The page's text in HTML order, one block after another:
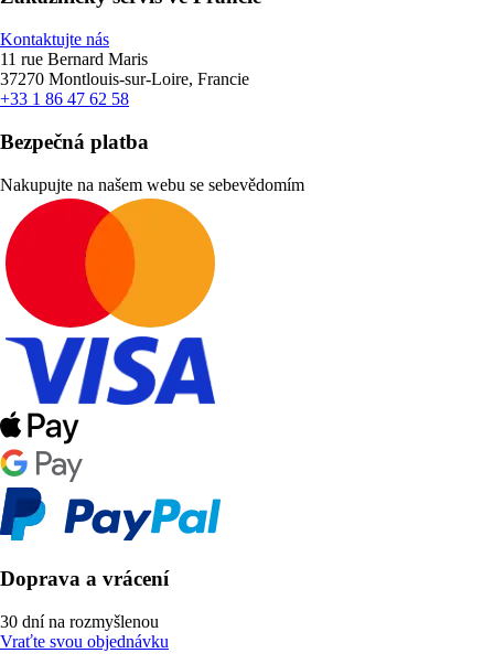
Kontaktujte nás
11 rue Bernard Maris
37270 Montlouis-sur-Loire, Francie
+33 1 86 47 62 58
Bezpečná platba
Nakupujte na našem webu se sebevědomím
Doprava a vrácení
30 dní na rozmyšlenou
Vraťte svou objednávku